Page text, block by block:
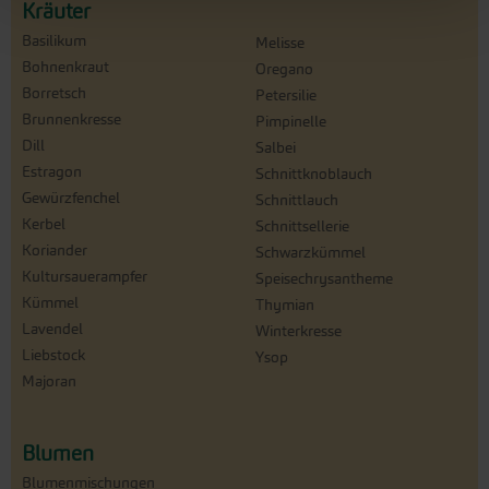
Kräuter
Basilikum
Bohnenkraut
Borretsch
Brunnenkresse
Dill
Estragon
Gewürzfenchel
Kerbel
Koriander
Kultursauerampfer
Kümmel
Lavendel
Liebstock
Majoran
Melisse
Oregano
Petersilie
Pimpinelle
Salbei
Schnittknoblauch
Schnittlauch
Schnittsellerie
Schwarzkümmel
Speisechrysantheme
Thymian
Winterkresse
Ysop
Blumen
Blumenmischungen